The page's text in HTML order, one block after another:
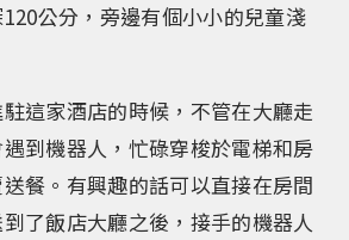
公分，旁邊有個小小的兒童淺
這家酒店的時候，不管在大廳走
到機器人，忙碌穿梭於電梯和房
餐。有興趣的話可以直接在房間
了飯店大廳之後，接手的機器人